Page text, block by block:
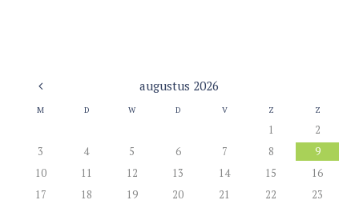
augustus 2026
M D W D V Z Z
1
2
3
4 5 6 7 8
9
10
11 12 13 14 15
16
17
18 19 20 21 22
23